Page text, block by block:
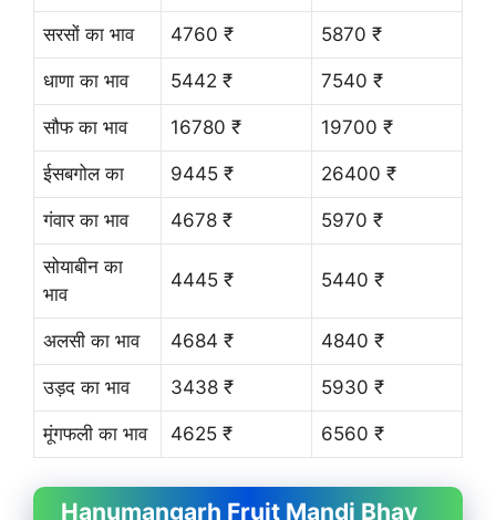
सरसों का भाव 4760 ₹ 5870 ₹
धाणा का भाव 5442 ₹ 7540 ₹
सौफ का भाव 16780 ₹ 19700 ₹
ईसबगोल का 9445 ₹ 26400 ₹
गंवार का भाव 4678 ₹ 5970 ₹
सोयाबीन का
भाव
4445 ₹ 5440 ₹
अलसी का भाव 4684 ₹ 4840 ₹
उड़द का भाव 3438 ₹ 5930 ₹
मूंगफली का भाव 4625 ₹ 6560 ₹
Hanumangarh Fruit Mandi Bhav